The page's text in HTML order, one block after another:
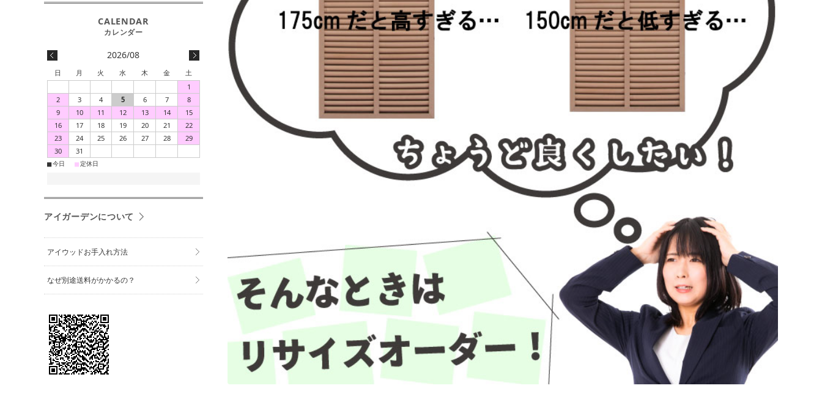
2026/08
日 月 火 水 木 金
土
1
2
3 4 5 6 7
8
9
10 11 12 13 14
15
16
17 18 19 20 21
22
23
24 25 26 27 28
29
30
31
■今日 ■定休日
アイガーデンについて
アイウッドお手入れ方法
なぜ別途送料がかかるの？